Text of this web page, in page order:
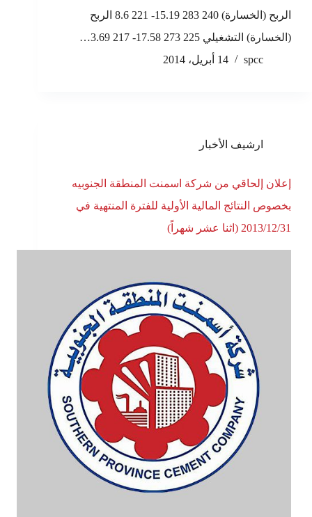
الربح (الخسارة) 240 283 15.19- 221 8.6 الربح
(الخسارة) التشغيلي 225 273 17.58- 217 3.69…
spcc
14 أبريل، 2014
ارشيف الأخبار
إعلان إلحاقي من شركة اسمنت المنطقة الجنوبيه
بخصوص النتائج المالية الأولية للفترة المنتهية في
2013/12/31 (اثنا عشر شهراً)